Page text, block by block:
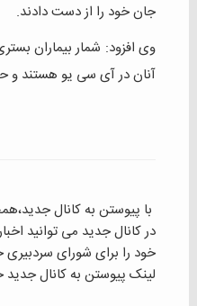
جان خود را از دست دادند.
آنان در آی‌ سی‌ یو هستند و حال 13 نفر نیز
با پیوستن به کانال
در کانال جدید می توانید
خود را برای شورای سردبیری
لینک پیوستن به کانال جدید